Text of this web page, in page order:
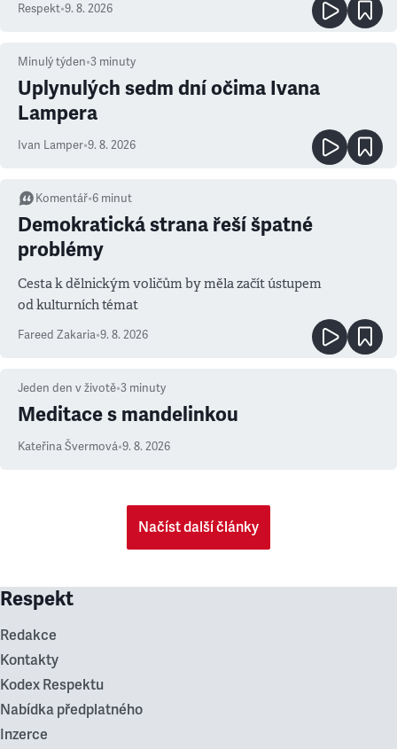
Respekt•9. 8. 2026
Minulý týden•3 minuty
Uplynulých sedm dní očima Ivana
Lampera
Ivan Lamper•9. 8. 2026
Komentář•6 minut
Demokratická strana řeší špatné
problémy
Cesta k dělnickým voličům by měla začít ústupem
od kulturních témat
Fareed Zakaria•9. 8. 2026
Jeden den v životě•3 minuty
Meditace s mandelinkou
Kateřina Švermová•9. 8. 2026
Načíst další články
Respekt
Redakce
Kontakty
Kodex Respektu
Nabídka předplatného
Inzerce